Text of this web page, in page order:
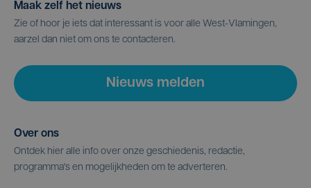
Maak zelf het nieuws
Zie of hoor je iets dat interessant is voor alle West-Vlamingen,
aarzel dan niet om ons te contacteren.
Nieuws melden
Over ons
Ontdek hier alle info over onze geschiedenis, redactie,
programma's en mogelijkheden om te adverteren.